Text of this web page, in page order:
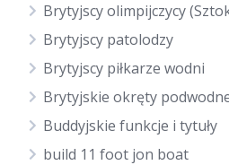
Brytyjscy olimpijczycy
Brytyjscy patolodzy
Brytyjscy piłkarze wodni
Brytyjskie okręty
Buddyjskie funkcje i tytuły
build 11 foot jon boat